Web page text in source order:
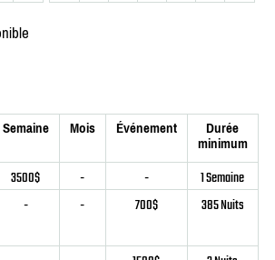
Semaine Mois Événement
Durée
minimum
3500$ - - 1 Semaine
- - 700$ 385 Nuits